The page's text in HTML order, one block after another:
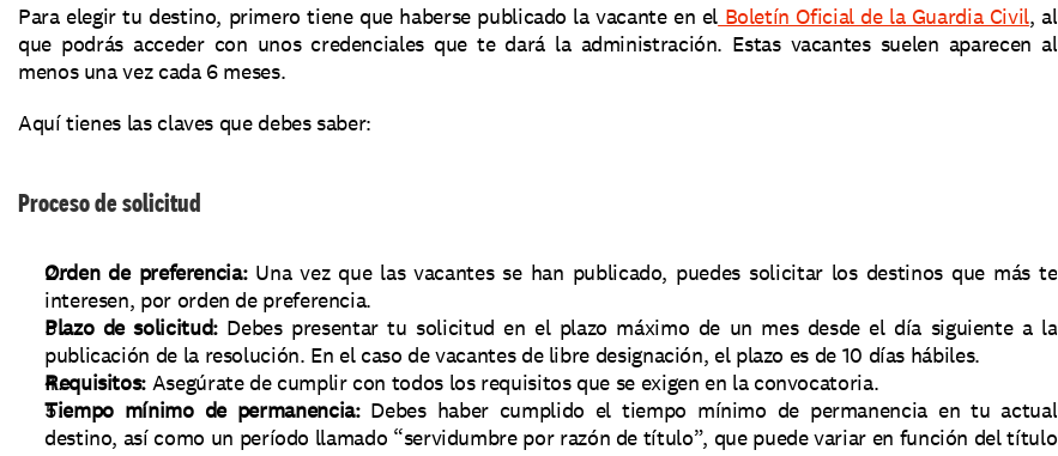
Para elegir tu destino, primero tiene que haberse publicado la vacante en el Boletín Oficial de la Guardia Civil, al
que podrás acceder con unos credenciales que te dará la administración. Estas vacantes suelen aparecen al
menos una vez cada 6 meses.
Aquí tienes las claves que debes saber:
Proceso de solicitud
Orden de preferencia: Una vez que las vacantes se han publicado, puedes solicitar los destinos que más te
interesen, por orden de preferencia.
Plazo de solicitud: Debes presentar tu solicitud en el plazo máximo de un mes desde el día siguiente a la
publicación de la resolución. En el caso de vacantes de libre designación, el plazo es de 10 días hábiles.
Requisitos: Asegúrate de cumplir con todos los requisitos que se exigen en la convocatoria.
Tiempo mínimo de permanencia: Debes haber cumplido el tiempo mínimo de permanencia en tu actual
destino, así como un período llamado “servidumbre por razón de título”, que puede variar en función del título